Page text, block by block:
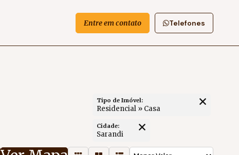
Telefones
Entre em contato
Tipo de Imóvel:
Residencial » Casa
Cidade:
Sarandi